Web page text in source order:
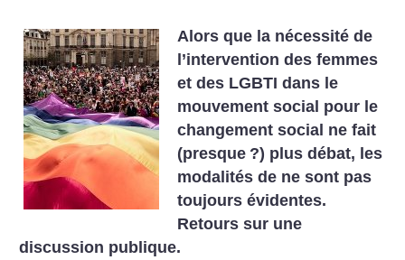
Alors que la nécessité de
l’intervention des femmes
et des LGBTI dans le
mouvement social pour le
changement social ne fait
(presque ?) plus débat, les
modalités de ne sont pas
toujours évidentes.
Retours sur une
discussion publique.